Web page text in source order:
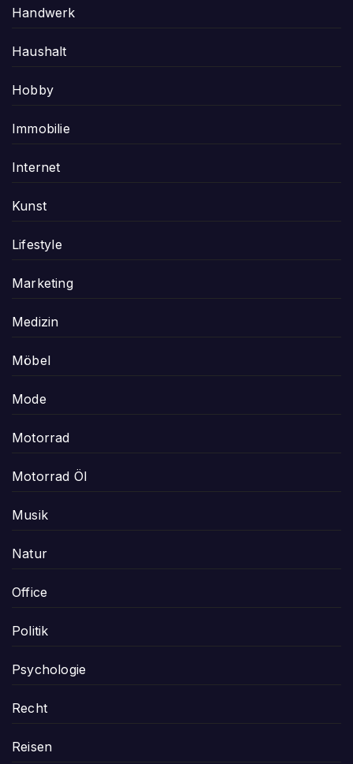
Handwerk
Haushalt
Hobby
Immobilie
Internet
Kunst
Lifestyle
Marketing
Medizin
Möbel
Mode
Motorrad
Motorrad Öl
Musik
Natur
Office
Politik
Psychologie
Recht
Reisen